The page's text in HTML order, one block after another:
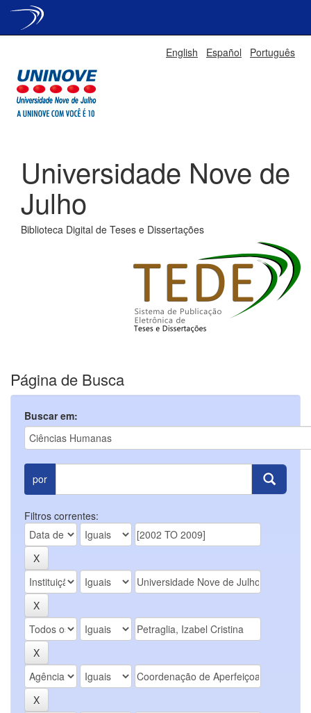
English Español Português
Universidade Nove de
Julho
Biblioteca Digital de Teses e Dissertações
Página de Busca
Buscar em:
por
Filtros correntes: